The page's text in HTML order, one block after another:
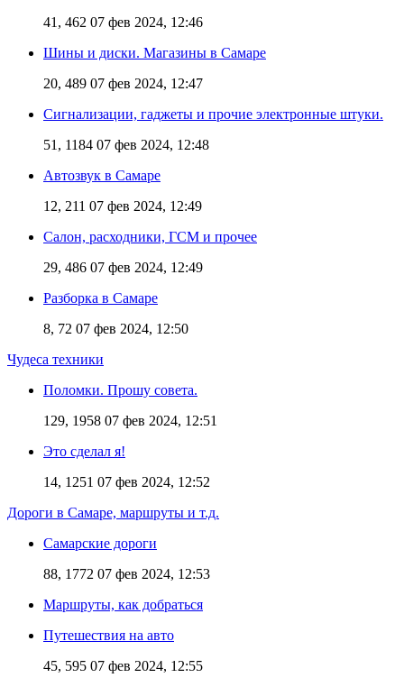
41, 462 07 фев 2024, 12:46
Шины и диски. Магазины в Самаре
20, 489 07 фев 2024, 12:47
Сигнализации, гаджеты и прочие электронные штуки.
51, 1184 07 фев 2024, 12:48
Автозвук в Самаре
12, 211 07 фев 2024, 12:49
Салон, расходники, ГСМ и прочее
29, 486 07 фев 2024, 12:49
Разборка в Самаре
8, 72 07 фев 2024, 12:50
Чудеса техники
Поломки. Прошу совета.
129, 1958 07 фев 2024, 12:51
Это сделал я!
14, 1251 07 фев 2024, 12:52
Дороги в Самаре, маршруты и т.д.
Самарские дороги
88, 1772 07 фев 2024, 12:53
Маршруты, как добраться
Путешествия на авто
45, 595 07 фев 2024, 12:55